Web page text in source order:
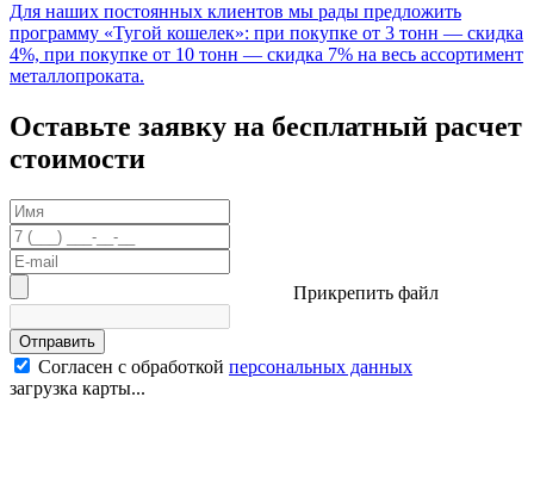
Для наших постоянных клиентов мы рады предложить
программу «Тугой кошелек»: при покупке от 3 тонн — скидка
4%, при покупке от 10 тонн — скидка 7% на весь ассортимент
металлопроката.
Оставьте заявку на бесплатный расчет
стоимости
Прикрепить файл
Отправить
Согласен с обработкой персональных данных
загрузка карты...